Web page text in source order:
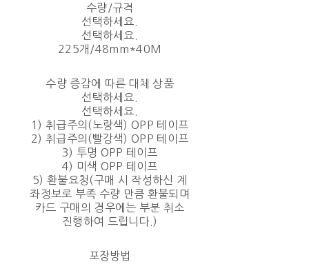
수량/규격
선택하세요.
선택하세요.
225개/48mm*40M
수량 증감에 따른 대체 상품
선택하세요.
선택하세요.
1) 취급주의(노랑색) OPP 테이프
2) 취급주의(빨강색) OPP 테이프
3) 투명 OPP 테이프
4) 미색 OPP 테이프
5) 환불요청(구매 시 작성하신 계
좌정보로 부족 수량 만큼 환불되며
카드 구매의 경우에는 부분 취소
진행하여 드립니다.)
포장방법